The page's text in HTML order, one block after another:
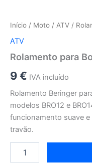
Início / Moto / ATV /
ATV
Rolamento para
9€ IVA incluído
Rolamento Beringer
modelos BRO12 e
funcionamento suave
travão.